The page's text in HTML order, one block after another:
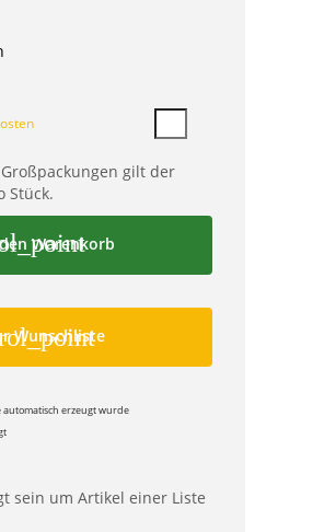
gilt der
Stück.
Warenkorb
Wunschliste
automatisch erzeugt wurde
sein um Artikel einer Liste